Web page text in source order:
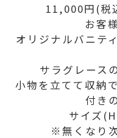
11,000円(税
お客
オリジナルバニテ
サラグレース
小物を立てて収納
付き
サイズ
※無くなり